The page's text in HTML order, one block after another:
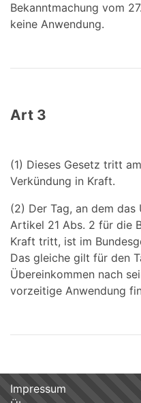
Bekanntmachung vom
keine Anwendung.
Art 3
(1) Dieses Gesetz tritt
Verkündung in Kraft.
(2) Der Tag, an dem das
Artikel 21 Abs. 2 für die
Kraft tritt, ist im
Das gleiche gilt für den
Übereinkommen nach
vorzeitige Anwendung
Impressum